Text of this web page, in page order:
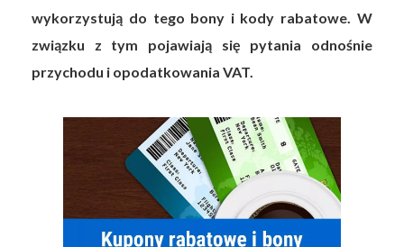
wykorzystują do tego bony i kody rabatowe. W
związku z tym pojawiają się pytania odnośnie
przychodu i opodatkowania VAT.